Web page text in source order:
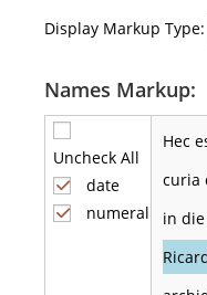
Display Markup Type:
Names Markup:
Uncheck All
date
numeral
Hec
curia
in